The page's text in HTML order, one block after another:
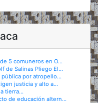
5 comuneros en O...
de Salinas Pliego El...
por atropello...
justicia y alto a...
tierra...
de educación altern...